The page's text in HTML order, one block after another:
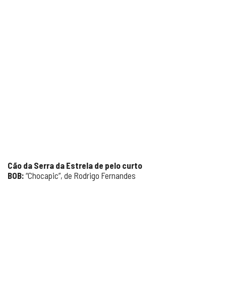
Cão da Serra da Estrela de pelo curto
BOB: “Chocapic”, de Rodrigo Fernandes